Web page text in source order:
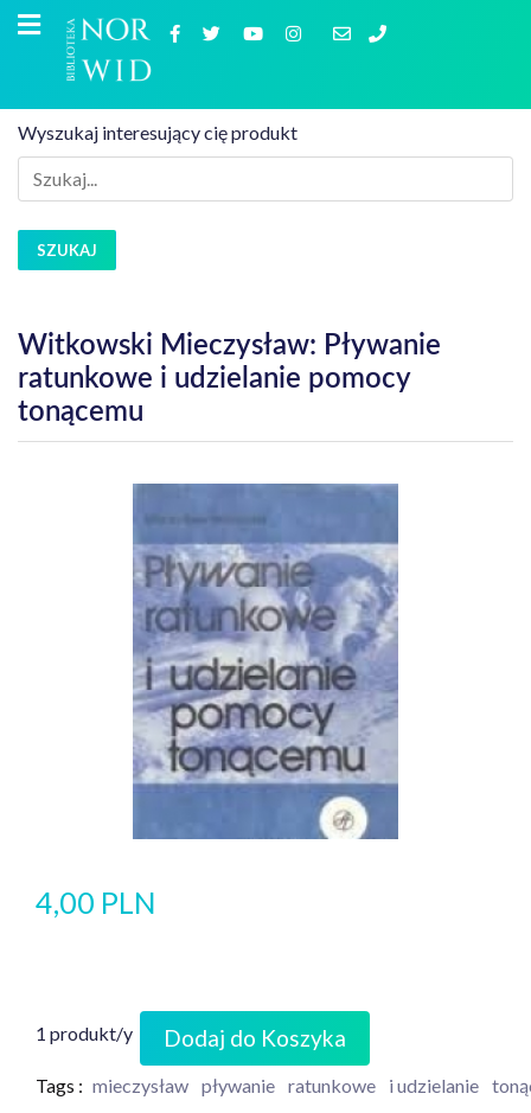
Wyszukaj interesujący cię produkt
SZUKAJ
Witkowski Mieczysław: Pływanie
ratunkowe i udzielanie pomocy
tonącemu
4,00 PLN
1 produkt/y Dodaj do Koszyka
Tags : mieczysław pływanie ratunkowe i udzielanie